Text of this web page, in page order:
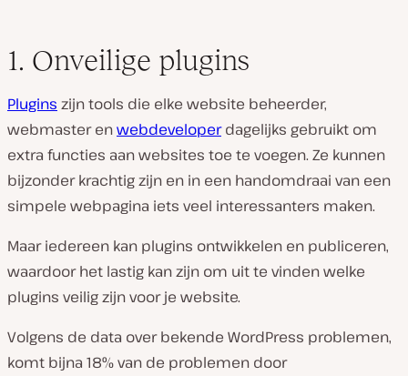
1. Onveilige plugins
Plugins zijn tools die elke website beheerder,
webmaster enwebdeveloperdagelijks gebruikt om
extra functies aan websites toe te voegen. Ze kunnen
bijzonder krachtig zijn en in een handomdraai van een
simpele webpagina iets veel interessanters maken.
Maar iedereen kan plugins ontwikkelen en publiceren,
waardoor het lastig kan zijn om uit te vinden welke
plugins veilig zijn voor je website.
Volgens de data over bekende WordPress problemen,
komt bijna 18% van de problemen door